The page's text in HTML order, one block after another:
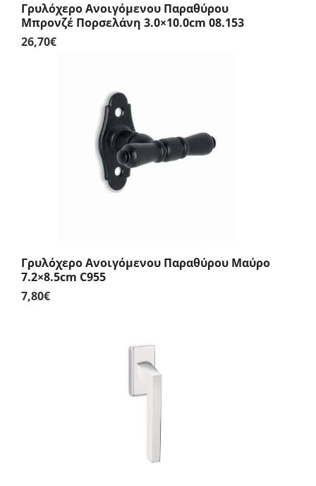
Γρυλόχερο Ανοιγόμενου Παραθύρου
Μπρονζέ Πορσελάνη 3.0×10.0cm 08.153
26,70€
Γρυλόχερο Ανοιγόμενου Παραθύρου Μαύρο
7.2×8.5cm C955
7,80€